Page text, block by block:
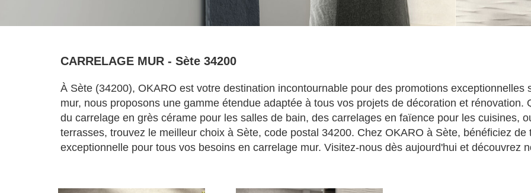
CARRELAGE MUR - Sète 34200
À Sète (34200), OKARO est votre destination incontournable pour des promotions
mur, nous proposons une gamme étendue adaptée à tous vos projets de décoration et rénovation.
du carrelage en grès cérame pour les salles de bain, des carrelages en faïence pour les cuisines,
terrasses, trouvez le meilleur choix à Sète, code postal 34200. Chez OKARO à Sète, bénéficiez
exceptionnelle pour tous vos besoins en carrelage mur. Visitez-nous dès aujourd'hui et découvrez